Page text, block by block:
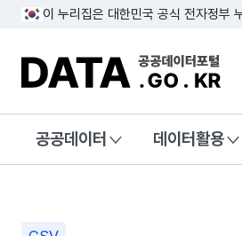
이 누리집은 대한민국 공식 전자정부
DATA.GO.KR 공공데이
공공데이터 데이터활용